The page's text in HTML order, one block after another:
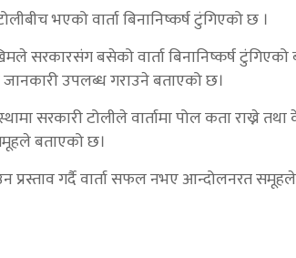
भएको वार्ता बिनानिष्कर्ष टुंगिएको छ ।
सरकारसंग बसेको वार्ता बिनानिष्कर्ष
जानकारी उपलब्ध गराउने बताएको छ।
सरकारी टोलीले वार्तामा पोल कता राख्ने
बताएको छ।
प्रस्ताव गर्दै वार्ता सफल नभए आन्दोलनरत